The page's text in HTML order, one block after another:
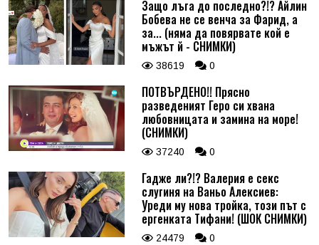
Коментар*
Защо лъга до последно?!? Айлин
Бобева не се венча за Фарид, а
за... (няма да повярвате кой е
мъжът й - СНИМКИ)
38619 0
ПОТВЪРДЕНО!! Прясно
разведеният Геро си хвана
любовницата и замина на море!
(СНИМКИ)
37240 0
Гадже ли?!? Валерия е секс
слугиня на Ваньо Алексиев:
Уреди му нова тройка, този път с
ергенката Тифани! (ШОК СНИМКИ)
24479 0